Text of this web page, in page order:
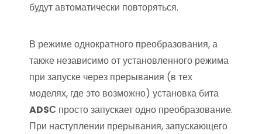
будут автоматически повторяться.
В режиме однократного преобразования, а
также независимо от установленного режима
при запуске через прерывания (в тех
моделях, где это возможно) установка бита
ADSС просто запускает одно преобразование.
При наступлении прерывания, запускающего